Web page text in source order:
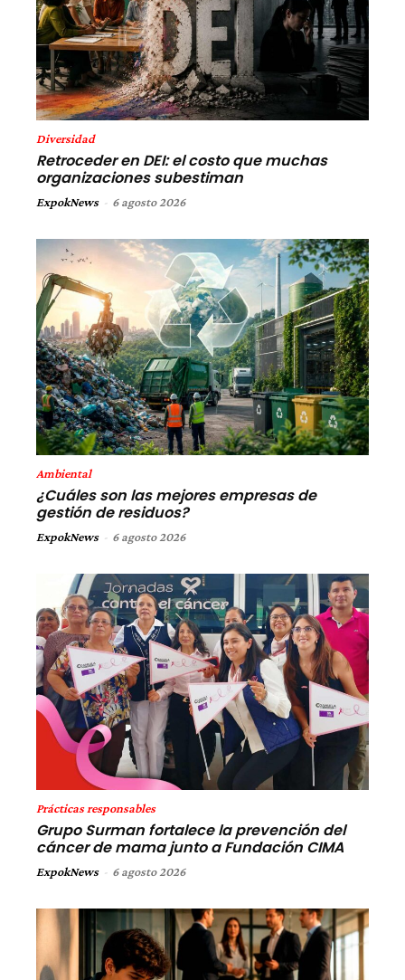
Diversidad
Retroceder en DEI: el costo que muchas
organizaciones subestiman
ExpokNews - 6 agosto 2026
Ambiental
¿Cuáles son las mejores empresas de
gestión de residuos?
ExpokNews - 6 agosto 2026
Prácticas responsables
Grupo Surman fortalece la prevención del
cáncer de mama junto a Fundación CIMA
ExpokNews - 6 agosto 2026